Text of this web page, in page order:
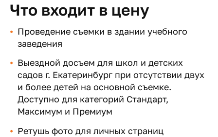
Что входит в цену
Проведение съемки в здании учебного
заведения
Выездной досъем для школ и детских
садов г. Екатеринбург при отсутствии двух
и более детей на основной съемке.
Доступно для категорий Стандарт,
Максимум и Премиум
Ретушь фото для личных страниц